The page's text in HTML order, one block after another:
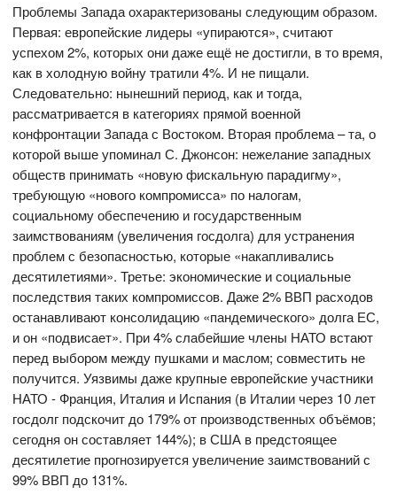
Проблемы Запада охарактеризованы следующим образом.
Первая: европейские лидеры «упираются», считают
успехом 2%, которых они даже ещё не достигли, в то время,
как в холодную войну тратили 4%. И не пищали.
Следовательно: нынешний период, как и тогда,
рассматривается в категориях прямой военной
конфронтации Запада с Востоком. Вторая проблема – та, о
которой выше упоминал С. Джонсон: нежелание западных
обществ принимать «новую фискальную парадигму»,
требующую «нового компромисса» по налогам,
социальному обеспечению и государственным
заимствованиям (увеличения госдолга) для устранения
проблем с безопасностью, которые «накапливались
десятилетиями». Третье: экономические и социальные
последствия таких компромиссов. Даже 2% ВВП расходов
останавливают консолидацию «пандемического» долга ЕС,
и он «подвисает». При 4% слабейшие члены НАТО встают
перед выбором между пушками и маслом; совместить не
получится. Уязвимы даже крупные европейские участники
НАТО - Франция, Италия и Испания (в Италии через 10 лет
госдолг подскочит до 179% от производственных объёмов;
сегодня он составляет 144%); в США в предстоящее
десятилетие прогнозируется увеличение заимствований с
99% ВВП до 131%.